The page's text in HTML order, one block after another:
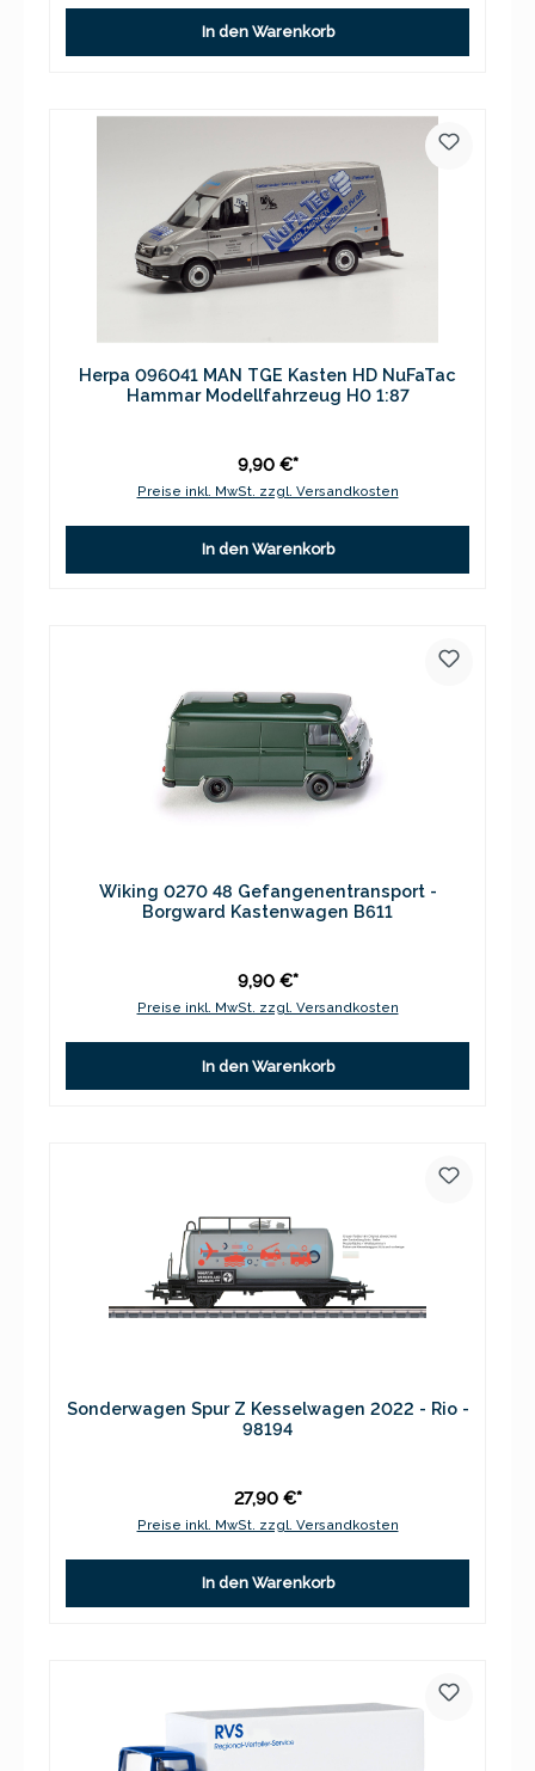
In den Warenkorb
Herpa 096041 MAN TGE Kasten HD NuFaTac
Hammar Modellfahrzeug H0 1:87
9,90 €*
Preise inkl. MwSt. zzgl. Versandkosten
In den Warenkorb
Wiking 0270 48 Gefangenentransport -
Borgward Kastenwagen B611
9,90 €*
Preise inkl. MwSt. zzgl. Versandkosten
In den Warenkorb
Sonderwagen Spur Z Kesselwagen 2022 - Rio -
98194
27,90 €*
Preise inkl. MwSt. zzgl. Versandkosten
In den Warenkorb